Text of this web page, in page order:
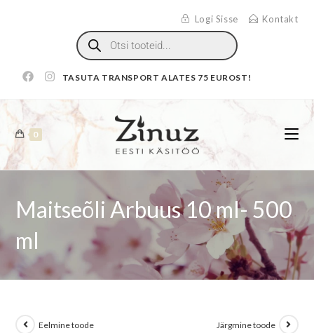
Logi Sisse Kontakt
TASUTA TRANSPORT ALATES 75 EUROST!
0
Maitseõli Arbuus 10 ml- 500
ml
Eelmine toode Järgmine toode